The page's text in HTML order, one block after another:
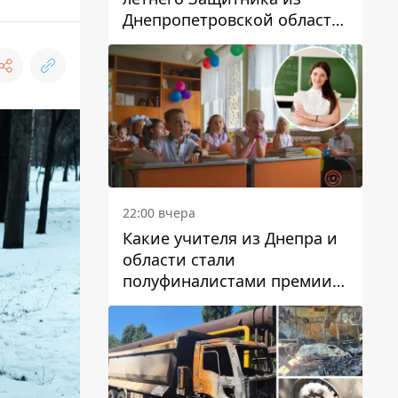
Днепропетровской области
Евгения Зинченко
22:00 вчера
Какие учителя из Днепра и
области стали
полуфиналистами премии
Global Teacher Prize Ukraine
2026